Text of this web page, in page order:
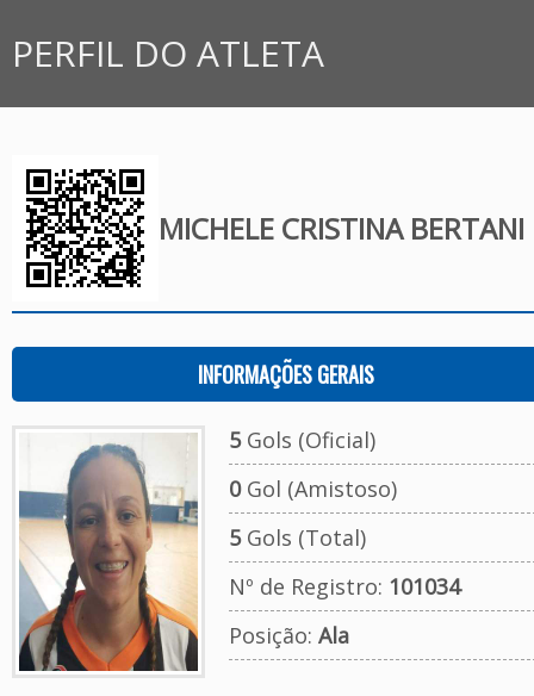
PERFIL DO ATLETA
MICHELE CRISTINA BERTANI
INFORMAÇÕES GERAIS
5Gols (Oficial)
0Gol (Amistoso)
5Gols (Total)
Nº de Registro: 101034
Posição: Ala